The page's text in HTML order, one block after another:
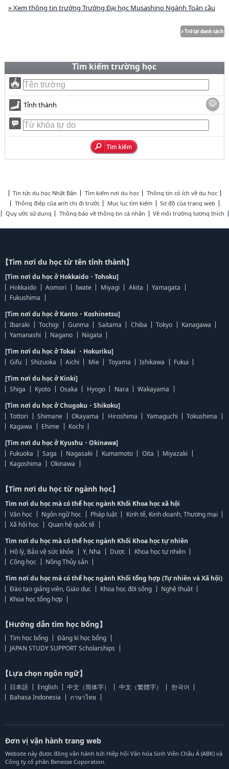
» Xem thông tin trường Trường Đại học Musashino Ngành Toàn cầu
Tìm kiếm trường học
Tỉnh thành
Tin tức du học Nhật Bản Tìm kiếm nơi du học
Thông tin có ích về du học
Thông điệp của anh chị đi trước
Mục lục tìm kiếm
Sơ đồ của trang web
Quy ước sử dụng
Thông báo về thông tin cá nhân Về môi trường tương thích
【Tìm nơi du học từ tên tỉnh thành】
[Tìm nơi du học ở Hokkaido・Tohoku]
Hokkaido
Aomori Iwate Miyagi Akita
Yamagata
Fukushima
[Tìm nơi du học ở Kanto・Koshinetsu]
Ibaraki
Tochigi Gunma Saitama Chiba Tokyo
Kanagawa
Yamanashi
Nagano
Niigata
[Tìm nơi du học ở Tokai ・Hokuriku]
Gifu
Shizuoka Aichi Mie Toyama Ishikawa
Fukui
[Tìm nơi du học ở Kinki]
Shiga
Kyoto Osaka Hyogo Nara
Wakayama
[Tìm nơi du học ở Chugoku・Shikoku]
Tottori
Shimane Okayama Hiroshima Yamaguchi
Tokushima
Kagawa
Ehime
Kochi
[Tìm nơi du học ở Kyushu・Okinawa]
Fukuoka
Saga Nagasaki Kumamoto Oita
Miyazaki
Kagoshima
Okinawa
【Tìm nơi du học từ ngành học】
Tìm nơi du học mà có thể học ngành Khối Khoa học xã hội
Văn học
Ngôn ngữ học Pháp luật
Kinh tế, Kinh doanh, Thương mại
Xã hội học
Quan hệ quốc tế
Tìm nơi du học mà có thể học ngành Khối Khoa học tự nhiên
Hộ lý, Bảo vệ sức khỏe
Y, Nha Dược
Khoa học tự nhiên
Công học
Nông Thủy sản
Tìm nơi du học mà có thể học ngành Khối tổng hợp (Tự nhiên và Xã hội)
Đào tạo giảng viên, Giáo dục
Khoa học đời sống
Nghệ thuật
Khoa học tổng hợp
【Hướng dẫn tìm học bổng】
Tìm học bổng
Đăng kí học bổng
JAPAN STUDY SUPPORT Scholarships
【Lựa chọn ngôn ngữ】
日本語 English 中文（简体字） 中文（繁體字）
한국어
Bahasa Indonesia
ภาษาไทย
Đơn vị vận hành trang web
Website này được đồng vận hành bởi Hiệp hội Văn hóa Sinh Viên Châu Á (ABK) và
Công ty cổ phần Benesse Coporation.